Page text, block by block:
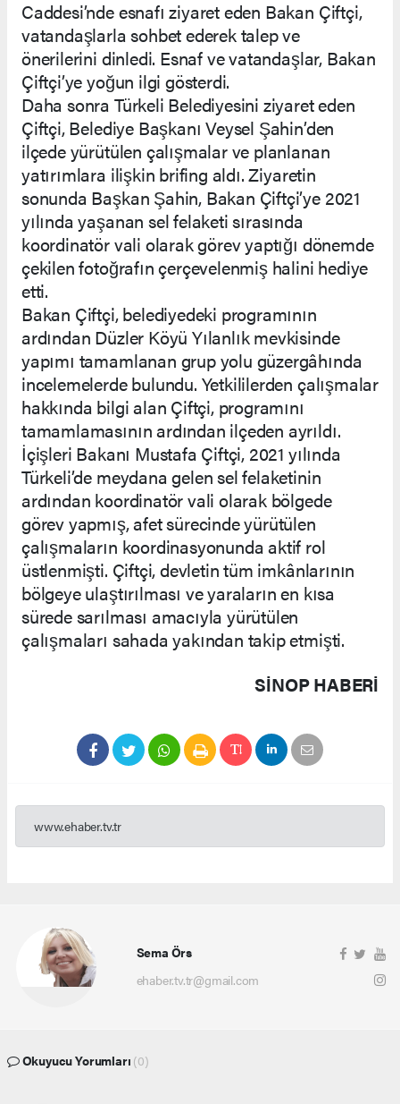
Caddesi’nde esnafı ziyaret eden Bakan Çiftçi,
vatandaşlarla sohbet ederek talep ve
önerilerini dinledi. Esnaf ve vatandaşlar, Bakan
Çiftçi’ye yoğun ilgi gösterdi.
Daha sonra Türkeli Belediyesini ziyaret eden
Çiftçi, Belediye Başkanı Veysel Şahin’den
ilçede yürütülen çalışmalar ve planlanan
yatırımlara ilişkin brifing aldı. Ziyaretin
sonunda Başkan Şahin, Bakan Çiftçi’ye 2021
yılında yaşanan sel felaketi sırasında
koordinatör vali olarak görev yaptığı dönemde
çekilen fotoğrafın çerçevelenmiş halini hediye
etti.
Bakan Çiftçi, belediyedeki programının
ardından Düzler Köyü Yılanlık mevkisinde
yapımı tamamlanan grup yolu güzergâhında
incelemelerde bulundu. Yetkililerden çalışmalar
hakkında bilgi alan Çiftçi, programını
tamamlamasının ardından ilçeden ayrıldı.
İçişleri Bakanı Mustafa Çiftçi, 2021 yılında
Türkeli’de meydana gelen sel felaketinin
ardından koordinatör vali olarak bölgede
görev yapmış, afet sürecinde yürütülen
çalışmaların koordinasyonunda aktif rol
üstlenmişti. Çiftçi, devletin tüm imkânlarının
bölgeye ulaştırılması ve yaraların en kısa
sürede sarılması amacıyla yürütülen
çalışmaları sahada yakından takip etmişti.
SINOP HABERİ
www.ehaber.tv.tr
Sema Örs
ehaber.tv.tr@gmail.com
Okuyucu Yorumları (0)